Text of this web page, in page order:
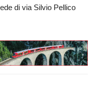
di via Silvio Pellico